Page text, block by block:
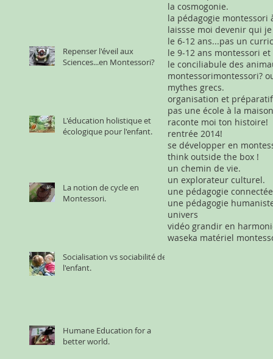
Repenser l'éveil aux
Sciences...en Montessori?
L'éducation holistique et
écologique pour l'enfant.
La notion de cycle en
Montessori.
Socialisation vs sociabilité de
l'enfant.
Humane Education for a
better world.
la cosmogonie.
laissse moi devenir qui
le conciliabule des
montessorimontessori?
mythes grecs.
organisation et
pas une école à la maison
raconte moi ton histoire!
rentrée 2014!
think outside the box !
un chemin de vie.
un explorateur culturel.
une pédagogie
univers
vidéo grandir en
waseka matériel